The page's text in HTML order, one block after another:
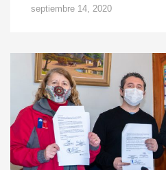
septiembre 14, 2020